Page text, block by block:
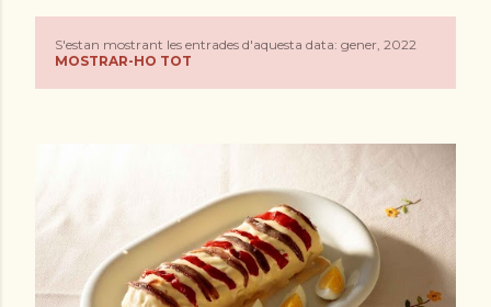
a
d
S'estan mostrant les entrades d'aquesta data: gener, 2022
MOSTRAR-HO TOT